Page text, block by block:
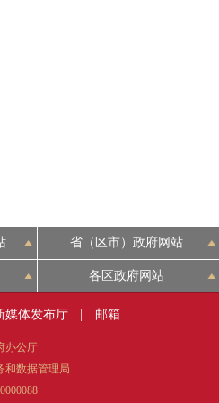
省（区市）政府网站
各区政府网站
媒体发布厅 邮箱
办公厅
和数据管理局